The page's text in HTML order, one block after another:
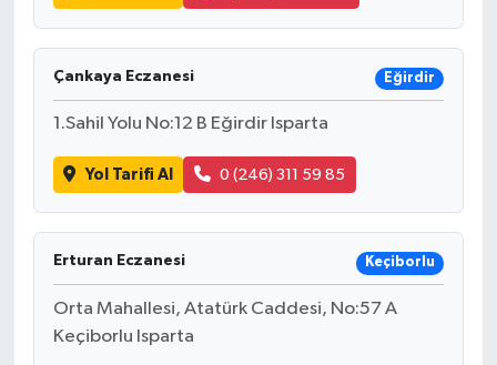
Çankaya Eczanesi Eğirdir
1.Sahil Yolu No:12 B Eğirdir Isparta
Yol Tarifi Al 0 (246) 311 59 85
Erturan Eczanesi Keçiborlu
Orta Mahallesi, Atatürk Caddesi, No:57 A
Keçiborlu Isparta